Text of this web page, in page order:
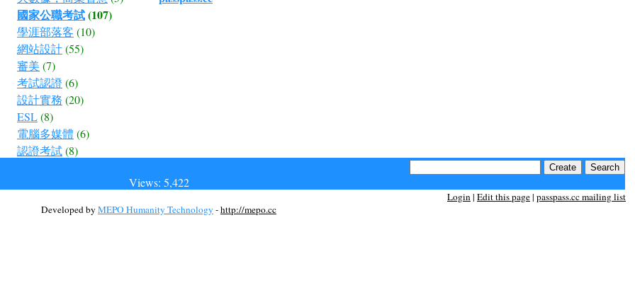
國家公職考試(107)
學涯部落客 (10)
網站設計(55)
審美 (7)
考試認證 (6)
設計實務 (20)
ESL(8)
電腦多媒體 (6)
認證考試(8)
Views: 5,422
Login| Edit this page| passpass.cc mailing list
Developed by MEPO Humanity Technology -http://mepo.cc